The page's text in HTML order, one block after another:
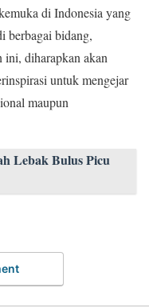
di Indonesia yang
berbagai bidang,
ini, diharapkan akan
untuk mengejar
maupun
Lebak Bulus Picu